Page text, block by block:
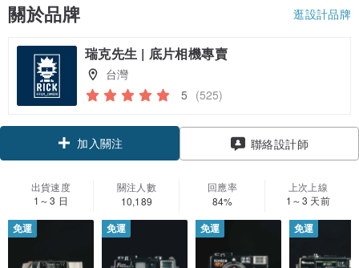
關於品牌 逛設計品牌
瑞克先生 | 底片相機專賣
台灣
5 (525)
加入關注 聯絡設計師
出貨速度
1～3 日
關注人數
10,189
回應率
84%
上次上線
1～3 天前
免運 免運 免運 免運